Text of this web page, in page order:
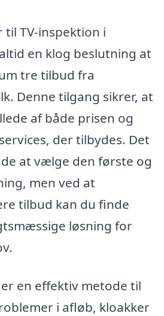
TV-inspektion i
en klog beslutning at
tre tilbud fra
Denne tilgang sikrer, at
af både prisen og
der tilbydes. Det
at vælge den første og
men ved at
tilbud kan du finde
løsning for
en effektiv metode til
i afløb, kloakker